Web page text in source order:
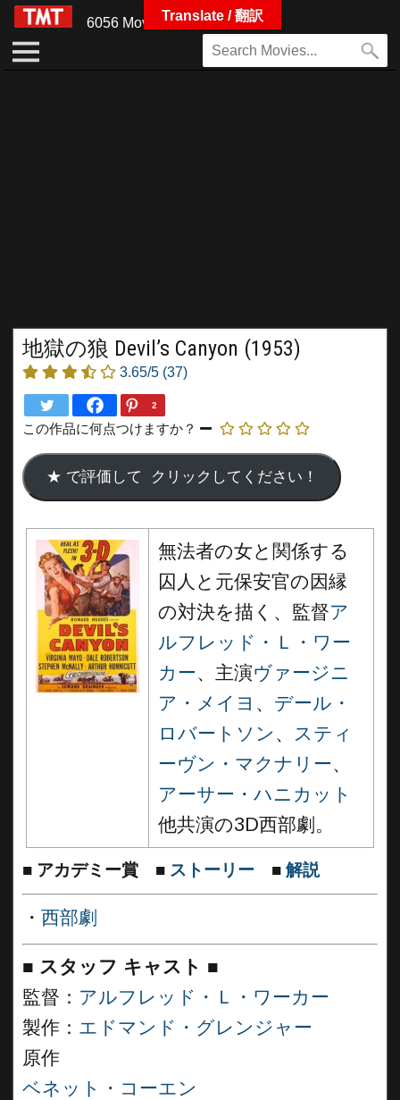
6056 Movies
地獄の狼 Devil’s Canyon (1953)
3.65/5 (37)
2
この作品に何点つけますか？
無法者の女と関係する
囚人と元保安官の因縁
の対決を描く、監督ア
ルフレッド・Ｌ・ワー
カー、主演ヴァージニ
ア・メイヨ 、 デール・
ロバートソン 、 スティ
ーヴン・マクナリー、
アーサー・ハニカット
他共演の3D西部劇。
■ アカデミー賞 ■ ストーリー ■ 解説
・ 西部劇
■ スタッフ キャスト ■
監督： アルフレッド・Ｌ・ワーカー
製作： エドマンド・グレンジャー
原作
ベネット・コーエン
Translate / 翻訳